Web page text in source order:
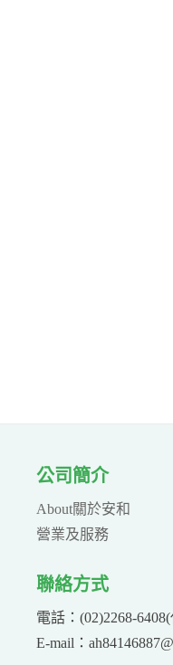
公司簡介
About關於安和
營業及服務
聯絡方式
電話：(02)2268-
E-mail：